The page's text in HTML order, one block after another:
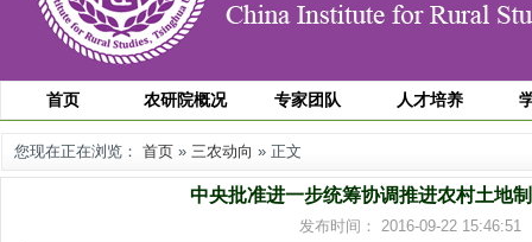
首页 农研院概况 专家团队 人才培养
您现在正在浏览： 首页 » 三农动向 » 正文
中央批准进一步统筹协调推进农村土地
发布时间： 2016-09-22